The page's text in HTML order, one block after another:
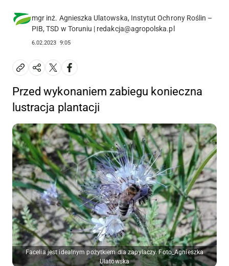
mgr inż. Agnieszka Ulatowska, Instytut Ochrony Roślin –
PIB, TSD w Toruniu | redakcja@agropolska.pl
6.02.2023 9:05
Przed wykonaniem zabiegu konieczna
lustracja plantacji
Facelia jest idealnym pożytkiem dla zapylaczy. Foto_Agnieszka
Ulatowska